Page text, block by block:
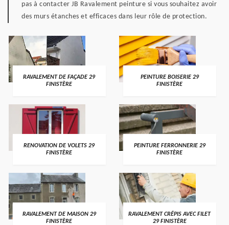
pas à contacter JB Ravalement peinture si vous souhaitez avoir
des murs étanches et efficaces dans leur rôle de protection.
RAVALEMENT DE FAÇADE 29
FINISTÈRE
PEINTURE BOISERIE 29
FINISTÈRE
RENOVATION DE VOLETS 29
FINISTÈRE
PEINTURE FERRONNERIE 29
FINISTÈRE
RAVALEMENT DE MAISON 29
FINISTÈRE
RAVALEMENT CRÉPIS AVEC FILET
29 FINISTÈRE